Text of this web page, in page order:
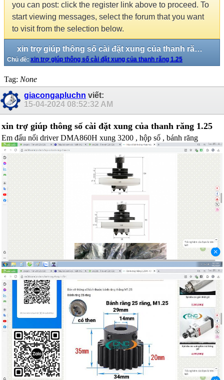
you can post: click the register link above to proceed. To
start viewing messages, select the forum that you want
to visit from the selection below.
xin trợ giúp thông số cài đặt xung của thanh răng 1.25
Chủ đề: xin trợ giúp thông số cài đặt xung của thanh răng 1.25
Tag: None
giacongapluchn viết:
15-04-2024 08:52:32 AM
xin trợ giúp thông số cài đặt xung của thanh răng 1.25
Em đấu nối driver DMA860H xung 3200 , hộp số , bánh răng